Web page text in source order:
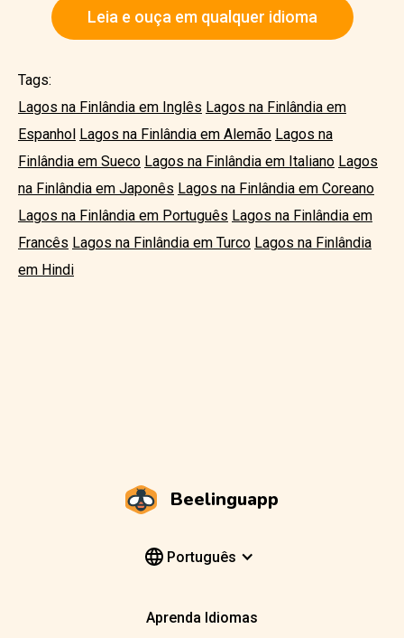
Leia e ouça em qualquer idioma
Tags:
Lagos na Finlândia em Inglês Lagos na Finlândia em
Espanhol Lagos na Finlândia em Alemão Lagos na
Finlândia em Sueco Lagos na Finlândia em Italiano Lagos
na Finlândia em Japonês Lagos na Finlândia em Coreano
Lagos na Finlândia em Português Lagos na Finlândia em
Francês Lagos na Finlândia em Turco Lagos na Finlândia
em Hindi
Beelinguapp
Português
Aprenda Idiomas